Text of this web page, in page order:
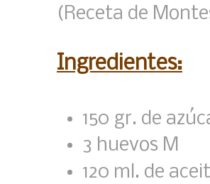
(Receta de
Ingredientes:
150 gr. de
3 huevos M
120 ml. de